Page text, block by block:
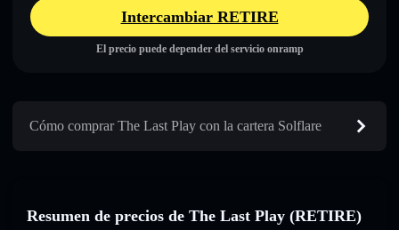
Intercambiar RETIRE
El precio puede depender del servicio onramp
Cómo comprar The Last Play con la cartera Solflare
Resumen de precios de The Last Play (RETIRE)